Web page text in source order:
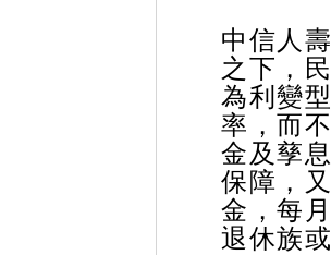
中信人
之下，
為利變
率，而
金及孳
保障，
金，每
退休族